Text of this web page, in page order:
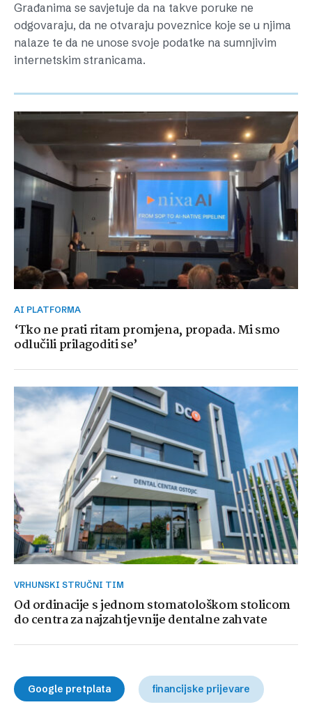
Građanima se savjetuje da na takve poruke ne
odgovaraju, da ne otvaraju poveznice koje se u njima
nalaze te da ne unose svoje podatke na sumnjivim
internetskim stranicama.
AI PLATFORMA
‘Tko ne prati ritam promjena, propada. Mi smo
odlučili prilagoditi se’
VRHUNSKI STRUČNI TIM
Od ordinacije s jednom stomatološkom stolicom
do centra za najzahtjevnije dentalne zahvate
Google pretplata financijske prijevare